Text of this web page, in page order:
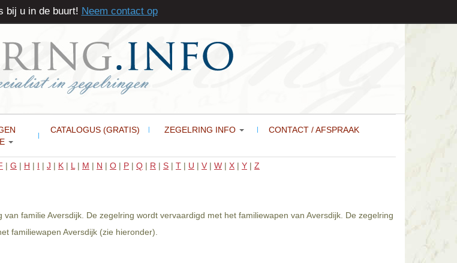
CATALOGUS (GRATIS) ZEGELRING INFO CONTACT / AFSPRAAK
| G | H | I | J | K | L | M | N | O | P | Q | R | S | T | U | V | W | X | Y | Z
familie Aversdijk. De zegelring wordt vervaardigd met het familiewapen van Aversdijk. De zegelring
familiewapen Aversdijk (zie hieronder).
bij u in de buurt! Neem contact op